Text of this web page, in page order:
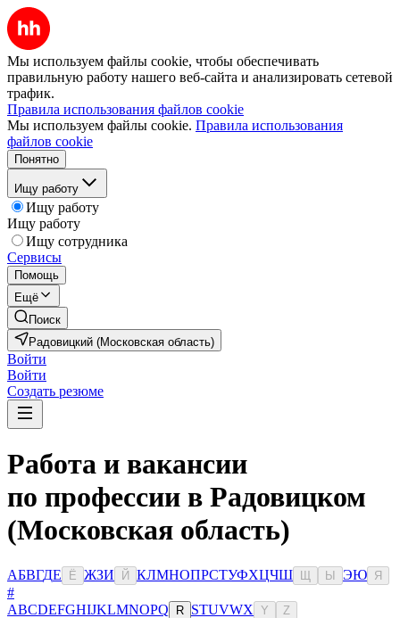
Мы используем файлы cookie, чтобы обеспечивать
правильную работу нашего веб-сайта и анализировать сетевой
трафик.
Правила использования файлов cookie
Мы используем файлы cookie. Правила использования
файлов cookie
Понятно
Ищу работу
Ищу работу
Ищу работу
Ищу сотрудника
Сервисы
Помощь
Ещё
Поиск
Радовицкий (Московская область)
Войти
Войти
Создать резюме
Работа и вакансии
по профессии в Радовицком
(Московская область)
АБВГДЕ Ё ЖЗИ Й КЛМНОПРСТУФХЦЧШ Ы ЭЮ Я
#
ABCDEFGHIJKLMNOPQ R STUVWX Y Z